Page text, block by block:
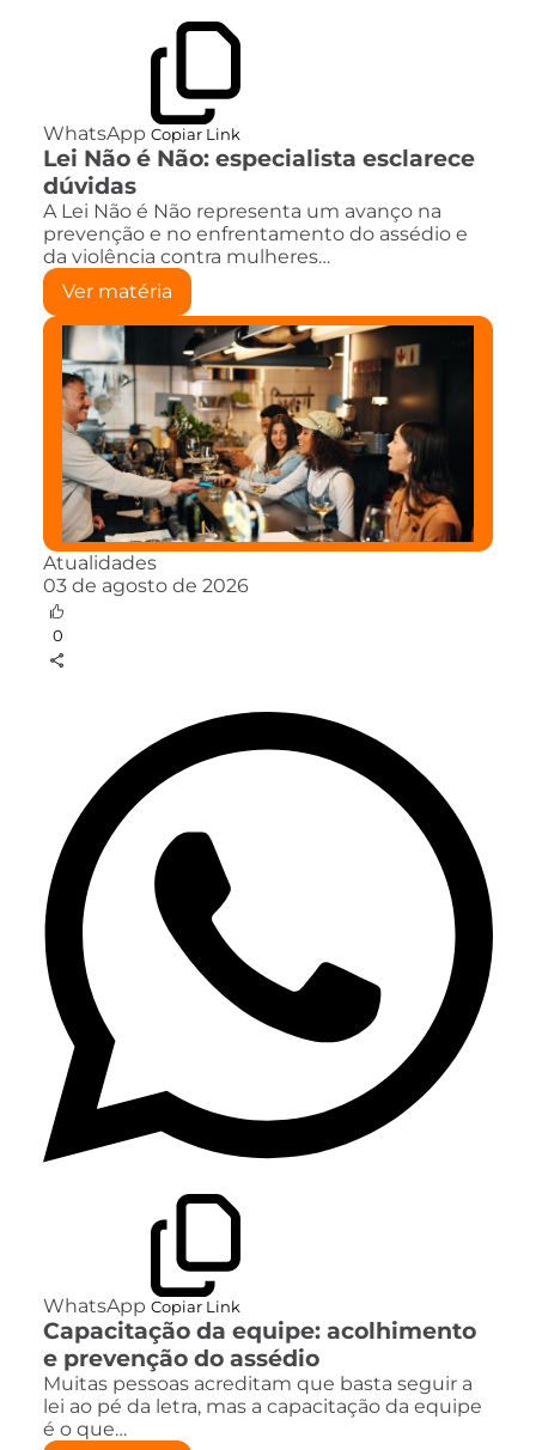
WhatsApp Copiar Link
Lei Não é Não: especialista esclarece
dúvidas
A Lei Não é Não representa um avanço na
prevenção e no enfrentamento do assédio e
da violência contra mulheres…
Ver matéria
Atualidades
03 de agosto de 2026
0
WhatsApp Copiar Link
Capacitação da equipe: acolhimento
e prevenção do assédio
Muitas pessoas acreditam que basta seguir a
lei ao pé da letra, mas a capacitação da equipe
é o que…